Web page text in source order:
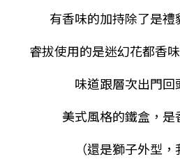
有香味的加持除了是禮
睿拔使用的是迷幻花都香味
味道跟層次出門回
美式風格的鐵盒，
（還是獅子外型，